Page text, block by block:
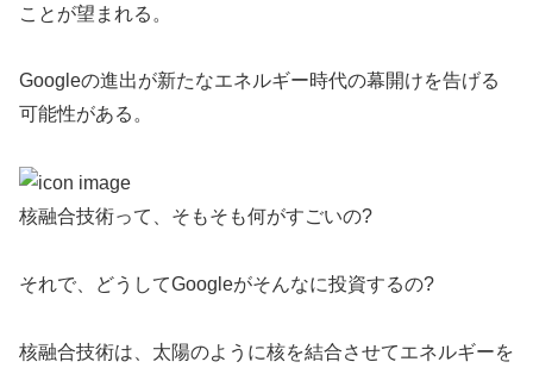
ことが望まれる。
Googleの進出が新たなエネルギー時代の幕開けを告げる
可能性がある。
核融合技術って、そもそも何がすごいの?
それで、どうしてGoogleがそんなに投資するの?
核融合技術は、太陽のように核を結合させてエネルギーを